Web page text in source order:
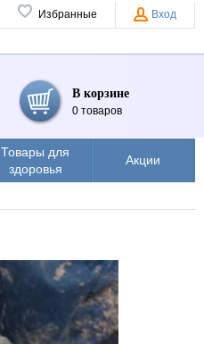
Избранные Вход
В корзине
0 товаров
Товары для
здоровья
Акции